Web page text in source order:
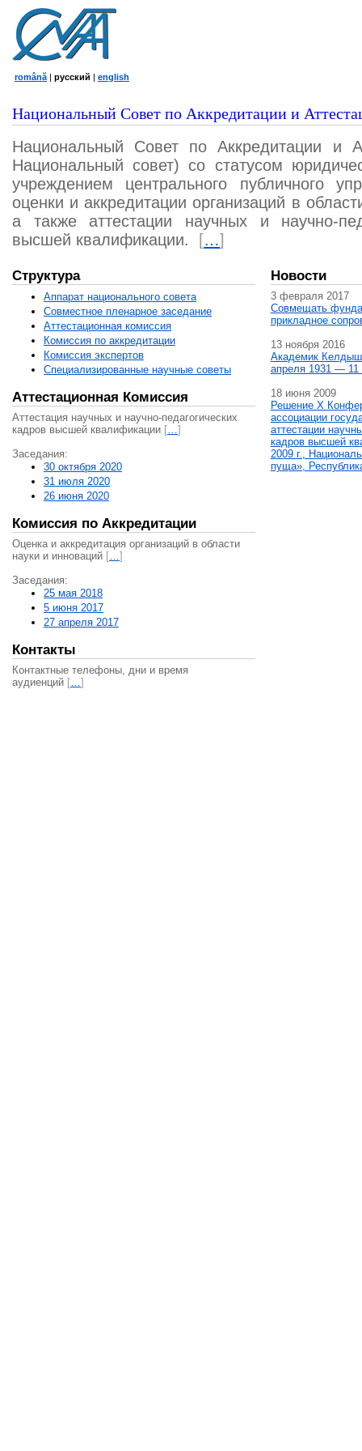
română | русский | english
Национальный Совет по Аккредитации и
Национальный Совет по Аккредитации и
Национальный совет) со статусом
учреждением центрального публичного
оценки и аккредитации организаций в
а также аттестации научных и научно-
высшей квалификации.
[…]
Структура
Аппарат национального совета
Совместное пленарное заседание
Аттестационная комисcия
Комиссия по аккредитации
Комиссия экспертов
Специализированные научные советы
Аттестационная Комиссия
Аттестация научных и научно-педагогических
кадров высшей квалификации […]
Заседания:
30 октября 2020
31 июля 2020
26 июня 2020
Комиссия по Аккредитации
Оценка и аккредитация организаций в области
науки и инноваций […]
Заседания:
25 мая 2018
5 июня 2017
27 апреля 2017
Контакты
Контактные телефоны, дни и время
аудиенций […]
Новости
3 февраля 2017
Совмещать
прикладное
13 ноября 2016
Академик
апреля 1931 — 11
18 июня 2009
Решение X
ассоциации
аттестации
кадров высшей
2009 г.,
пуща»,